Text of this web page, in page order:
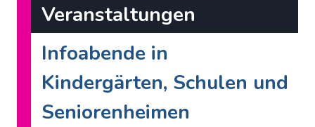
Veranstaltungen
Infoabende in
Kindergärten, Schulen und
Seniorenheimen